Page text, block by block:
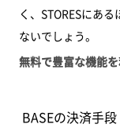
く、STORESにあ
ないでしょう。
無料で豊富な機能
BASEの決済手段